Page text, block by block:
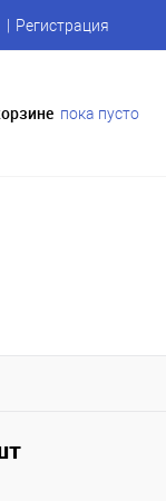
Регистрация
пока пусто